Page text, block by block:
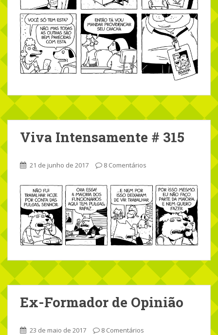
Viva Intensamente # 315
21 de junho de 2017 8 Comentários
Ex-Formador de Opinião
23 de maio de 2017 8 Comentários